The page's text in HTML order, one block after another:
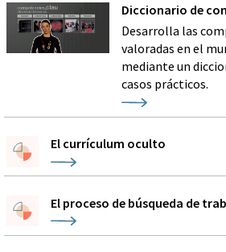
Diccionario de
Desarrolla las
valoradas en el
mediante un
casos prácticos.
El currículum oculto
El proceso de búsqueda de